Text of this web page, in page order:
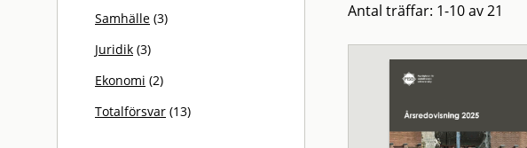
Samhälle (3)
Juridik (3)
Ekonomi (2)
Totalförsvar (13)
Antal träffar: 1-10 av 21